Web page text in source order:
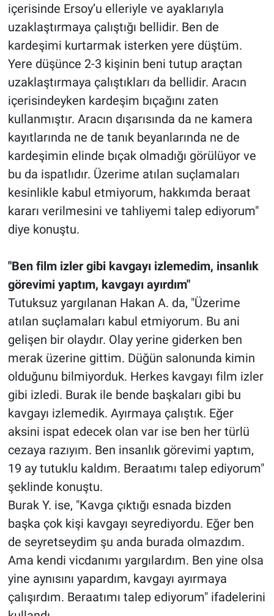
içerisinde Ersoy’u elleriyle ve ayaklarıyla
uzaklaştırmaya çalıştığı bellidir. Ben de
kardeşimi kurtarmak isterken yere düştüm.
Yere düşünce 2-3 kişinin beni tutup araçtan
uzaklaştırmaya çalıştıkları da bellidir. Aracın
içerisindeyken kardeşim bıçağını zaten
kullanmıştır. Aracın dışarısında da ne kamera
kayıtlarında ne de tanık beyanlarında ne de
kardeşimin elinde bıçak olmadığı görülüyor ve
bu da ispatlıdır. Üzerime atılan suçlamaları
kesinlikle kabul etmiyorum, hakkımda beraat
kararı verilmesini ve tahliyemi talep ediyorum"
diye konuştu.
"Ben film izler gibi kavgayı izlemedim, insanlık
görevimi yaptım, kavgayı ayırdım"
Tutuksuz yargılanan Hakan A. da, "Üzerime
atılan suçlamaları kabul etmiyorum. Bu ani
gelişen bir olaydır. Olay yerine giderken ben
merak üzerine gittim. Düğün salonunda kimin
olduğunu bilmiyorduk. Herkes kavgayı film izler
gibi izledi. Burak ile bende başkaları gibi bu
kavgayı izlemedik. Ayırmaya çalıştık. Eğer
aksini ispat edecek olan var ise ben her türlü
cezaya razıyım. Ben insanlık görevimi yaptım,
19 ay tutuklu kaldım. Beraatımı talep ediyorum"
şeklinde konuştu.
Burak Y. ise, "Kavga çıktığı esnada bizden
başka çok kişi kavgayı seyrediyordu. Eğer ben
de seyretseydim şu anda burada olmazdım.
Ama kendi vicdanımı yargılardım. Ben yine olsa
yine aynısını yapardım, kavgayı ayırmaya
çalışırdım. Beraatımı talep ediyorum" ifadelerini